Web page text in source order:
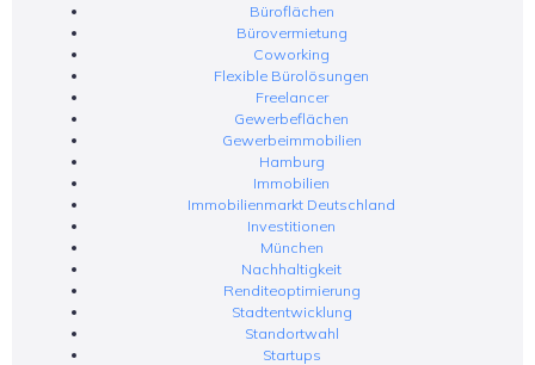
Büroflächen
Bürovermietung
Coworking
Flexible Bürolösungen
Freelancer
Gewerbeflächen
Gewerbeimmobilien
Hamburg
Immobilien
Immobilienmarkt Deutschland
Investitionen
München
Nachhaltigkeit
Renditeoptimierung
Stadtentwicklung
Standortwahl
Startups